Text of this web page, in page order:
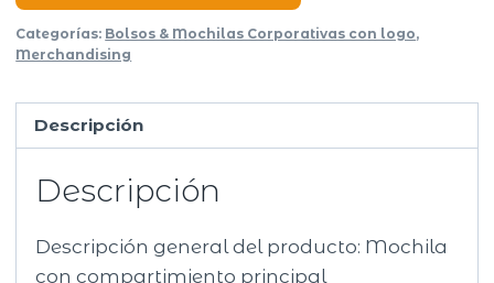
Categorías: Bolsos & Mochilas Corporativas con logo,
Merchandising
Descripción
Descripción
Descripción general del producto: Mochila
con compartimiento principal